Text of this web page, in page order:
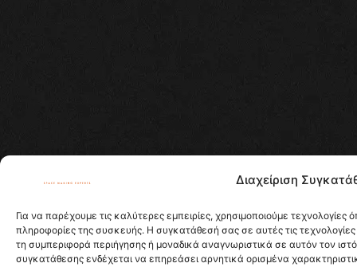
Διαχείριση
Για να παρέχουμε τις καλύτερες εμπειρίες, χρησιμοποιούμε
πληροφορίες της συσκευής. Η συγκατάθεσή σας σε αυτές τις
τη συμπεριφορά περιήγησης ή μοναδικά αναγνωριστικά σε αυτόν τον
συγκατάθεσης ενδέχεται να επηρεάσει αρνητικά ορισμένα